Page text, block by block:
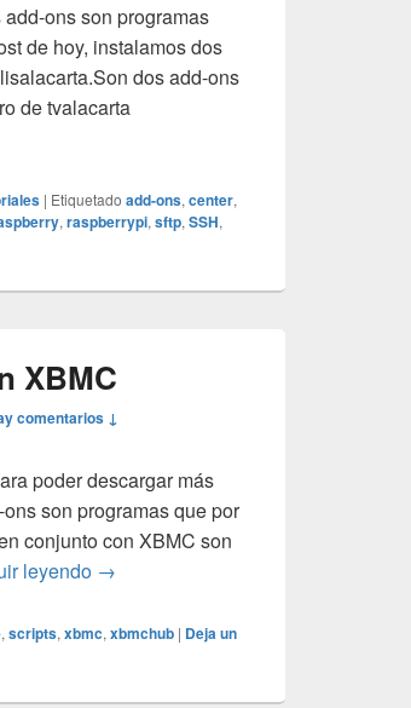
ons son programas
de hoy, instalamos dos
dos add-ons
de tvalacarta
add-ons…
| Etiquetado add-ons, center,
, raspberrypi, sftp, SSH,
XBMC
comentarios ↓
poder descargar más
son programas que por
conjunto con XBMC son
leyendo Añadir una fuente nueva en XBMC
→
, scripts, xbmc, xbmchub | Deja un